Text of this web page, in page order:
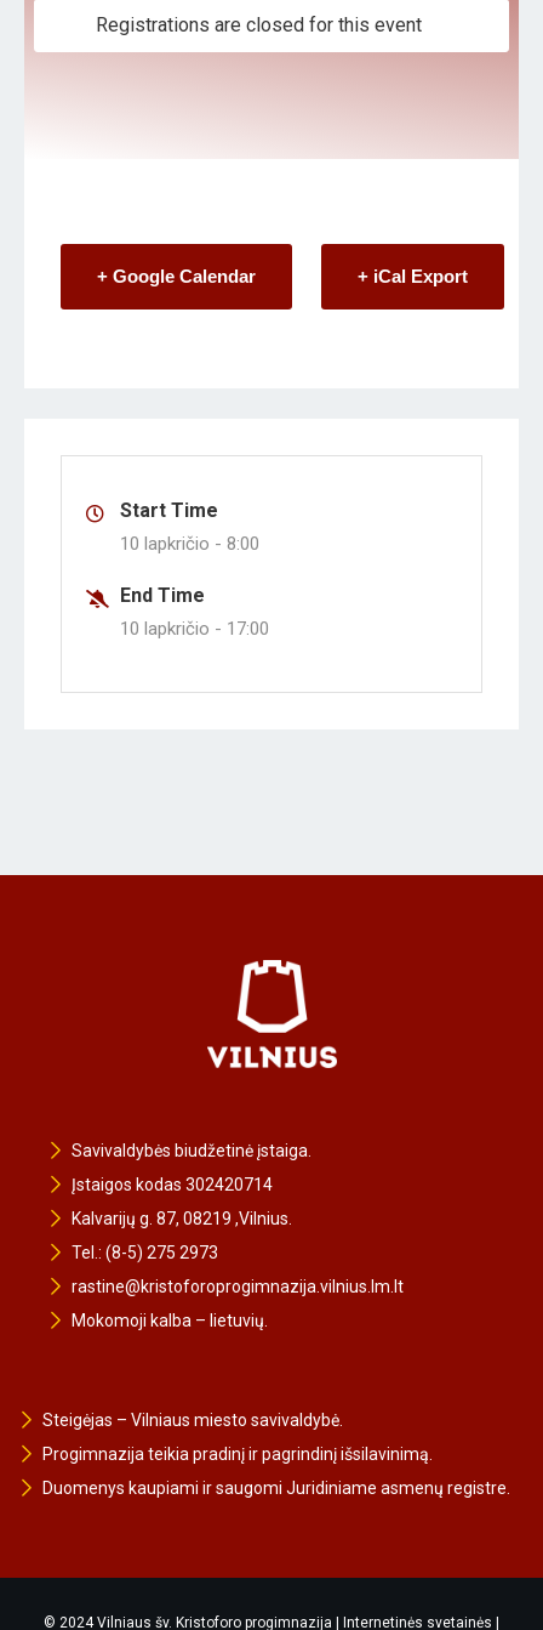
Registrations are closed for this event
+ Google Calendar + iCal Export
Start Time
10 lapkričio - 8:00
End Time
10 lapkričio - 17:00
Savivaldybės biudžetinė įstaiga.
Įstaigos kodas 302420714
Kalvarijų g. 87, 08219 ,Vilnius.
Tel.: (8-5) 275 2973
rastine@kristoforoprogimnazija.vilnius.lm.lt
Mokomoji kalba – lietuvių.
Steigėjas – Vilniaus miesto savivaldybė.
Progimnazija teikia pradinį ir pagrindinį išsilavinimą.
Duomenys kaupiami ir saugomi Juridiniame asmenų registre.
© 2024 Vilniaus šv. Kristoforo progimnazija | Internetinės svetainės